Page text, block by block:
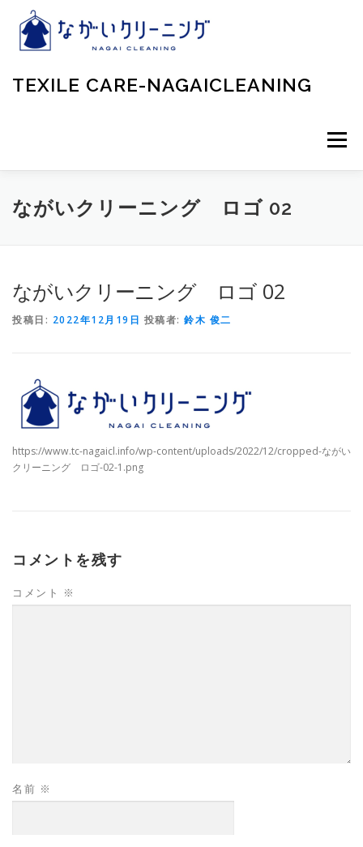
TEXILE CARE-NAGAICLEANING
メニュー
ながいクリーニング ロゴ 02
ながいクリーニング ロゴ 02
投稿日: 2022年12月19日 投稿者: 鈴木 俊二
https://www.tc-nagaicl.info/wp-content/uploads/2022/12/cropped-ながい
クリーニング ロゴ-02-1.png
コメントを残す
コメント ※
名前 ※